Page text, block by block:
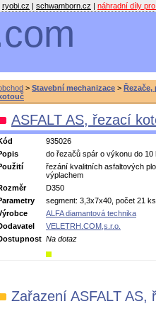
ryobi.cz | schwamborn.cz | náhradní díly
> Stavební mechanizace > Řezače,
ASFALT AS, řezací
935026
do řezačů spár o výkonu do
řezání kvalitních asfaltových
výplachem
D350
segment: 3,3x7x40, počet 21 ks
ALFA diamantová technika
VELETRH.COM,s.r.o.
Na dotaz
Zařazení ASFALT AS,